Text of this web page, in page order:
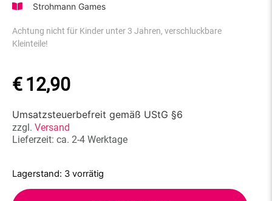
Strohmann Games
Achtung nicht für Kinder unter 3 Jahren, verschluckbare
Kleinteile!
€ 12,90
Umsatzsteuerbefreit gemäß UStG §6
zzgl. Versand
Lieferzeit: ca. 2-4 Werktage
3 vorrätig